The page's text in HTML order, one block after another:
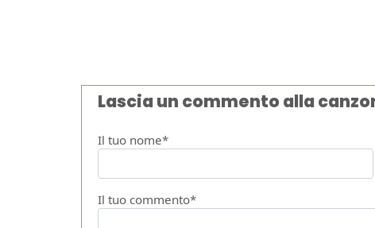
Lascia un commento alla
Il tuo nome*
Il tuo commento*